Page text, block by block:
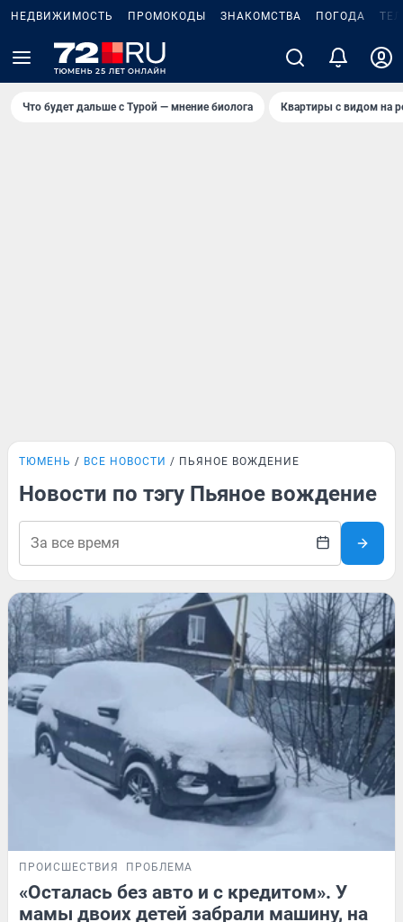
НЕДВИЖИМОСТЬ ПРОМОКОДЫ ЗНАКОМСТВА ПОГОДА
Что будет дальше с Турой — мнение биолога Квартиры с видом на
ТЮМЕНЬ ВСЕ НОВОСТИ ПЬЯНОЕ ВОЖДЕНИЕ
Новости по тэгу Пьяное вождение
ПРОИСШЕСТВИЯ ПРОБЛЕМА
«Осталась без авто и с кредитом». У
мамы двоих детей забрали машину, на